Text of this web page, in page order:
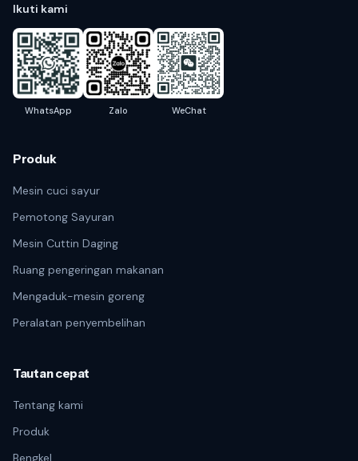
Ikuti kami
WhatsApp Zalo WeChat
Produk
Mesin cuci sayur
Pemotong Sayuran
Mesin Cuttin Daging
Ruang pengeringan makanan
Mengaduk-mesin goreng
Peralatan penyembelihan
Tautan cepat
Tentang kami
Produk
Bengkel